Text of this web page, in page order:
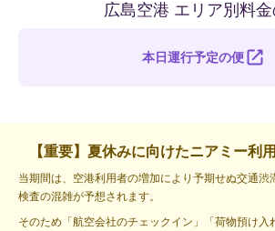
広島空港 エリア別料
本日運行予定の便
【重要】夏休みに向けたニアミー利
当期間は、空港利用者の増加により予期せぬ交通渋
検査の混雑が予想されます。
そのため「航空会社のチェックイン」「荷物預け入